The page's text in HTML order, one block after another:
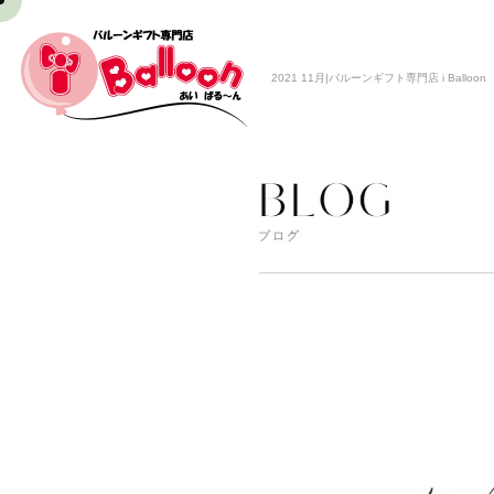
2021 11月|バルーンギフト専門店 i Balloon